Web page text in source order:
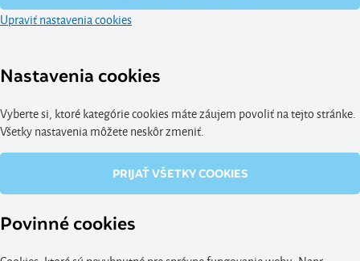
Upraviť nastavenia cookies
Nastavenia cookies
Vyberte si, ktoré kategórie cookies máte záujem povoliť na tejto stránke.
Všetky nastavenia môžete neskôr zmeniť.
PRIJAŤ VŠETKY COOKIES
Povinné cookies